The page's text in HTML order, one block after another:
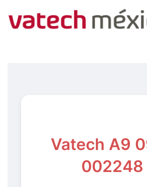
Vatech A9
002248